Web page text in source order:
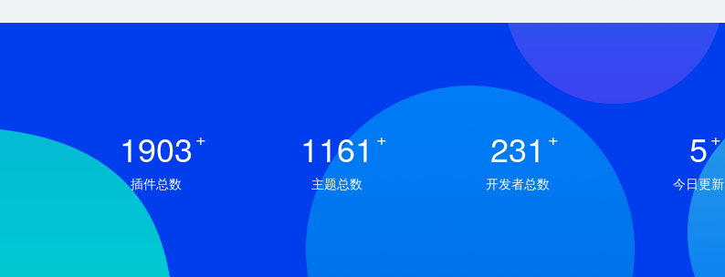
1903+
插件总数
1161 +
主题总数
231 +
开发者总数
5+
今日更新